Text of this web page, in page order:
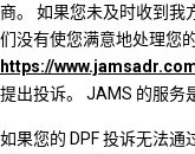
商。 如果您未及时收到我
们没有使您满意地处理您
https://
提出投诉。 JAMS 的服务
如果您的 DPF 投诉无法